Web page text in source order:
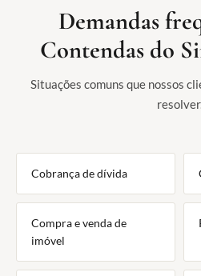
Demandas
Contendas do
Situações comuns que nossos
Cobrança de dívida
Compra e venda de
imóvel